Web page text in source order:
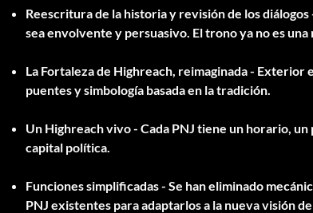
Reescritura de la historia y revisión de los diálogos
sea envolvente y persuasivo. El trono ya no es una
La Fortaleza de Highreach, reimaginada- Exterior
puentes y simbología basada en la tradición.
Un Highreach vivo- Cada PNJ tiene un horario,
capital política.
Funciones simplificadas- Se han eliminado
PNJ existentes para adaptarlos a la nueva visión